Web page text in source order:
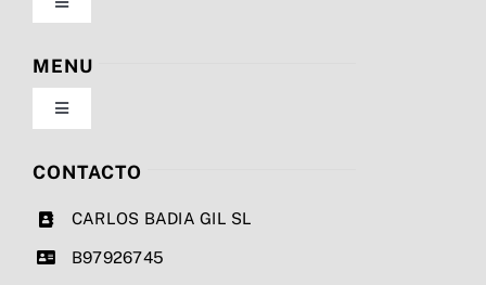
Toggle
Navigation
Política de privacidad
Condiciones de uso
MENU
Toggle
Navigation
Nosotros
CONTACTO
CARLOS BADIA GIL SL
B97926745